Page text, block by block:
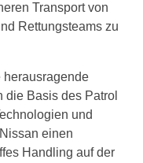
Transport von
Rettungsteams zu
herausragende
Basis des Patrol
und
einen
Handling auf der